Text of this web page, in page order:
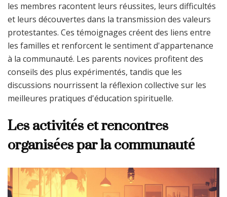
les membres racontent leurs réussites, leurs difficultés
et leurs découvertes dans la transmission des valeurs
protestantes. Ces témoignages créent des liens entre
les familles et renforcent le sentiment d'appartenance
à la communauté. Les parents novices profitent des
conseils des plus expérimentés, tandis que les
discussions nourrissent la réflexion collective sur les
meilleures pratiques d'éducation spirituelle.
Les activités et rencontres
organisées par la communauté